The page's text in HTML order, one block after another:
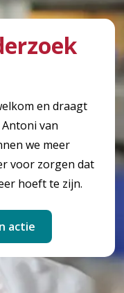
en draagt
van
we meer
voor zorgen dat
hoeft te zijn.
actie